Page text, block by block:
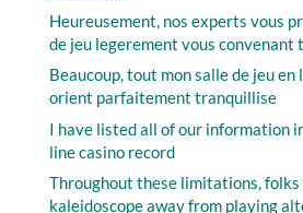
Heureusement, nos experts vous
de jeu legerement vous convenant
Beaucoup, tout mon salle de jeu en
orient parfaitement tranquillise
I have listed all of our information
line casino record
Throughout these limitations, folks
kaleidoscope away from playing